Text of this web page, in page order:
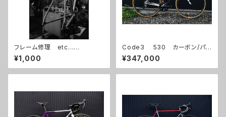
フレーム修理 etc......
¥1,000
Code3 530 カーボン/パ
ールホワイト 試乗車
¥347,000